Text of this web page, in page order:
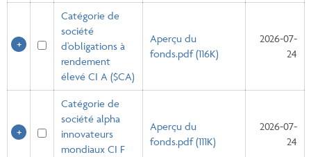
Catégorie de
société
d'obligations à
rendement
élevé CI A ($CA)
Aperçu du
fonds.pdf (116K)
2026-07-
24
Catégorie de
société alpha
innovateurs
mondiaux CI F
Aperçu du
fonds.pdf (111K)
2026-07-
24